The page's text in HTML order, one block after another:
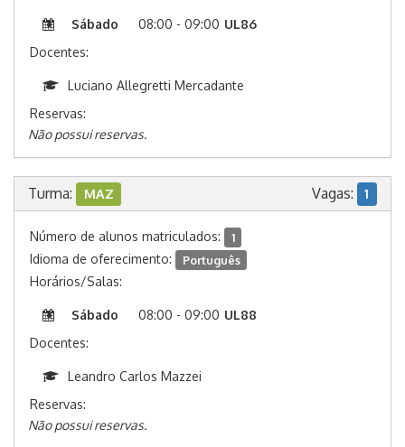
Sábado 08:00 - 09:00 UL86
Docentes:
Luciano Allegretti Mercadante
Reservas:
Não possui reservas.
Turma: MAZ Vagas: 1
Número de alunos matriculados: 1
Idioma de oferecimento: Português
Horários/Salas:
Sábado 08:00 - 09:00 UL88
Docentes:
Leandro Carlos Mazzei
Reservas:
Não possui reservas.